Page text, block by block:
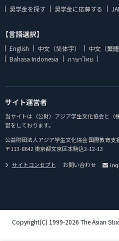
奨学金を探す 奨学金に応募する
【言語選択】
English 中文（简体字） 中文（繁體
Bahasa Indonesia
ภาษาไทย
サイト運営者
当サイトは（公財）アジア学生文化協会と（
営をしております。
公益財団法人アジア学生文化協会 国際教育支
〒113-8642 東京都文京区本駒込2-12-13
サイトコンセプト
お問い合わせ
Copyright(C) 1999-2026 The Asian